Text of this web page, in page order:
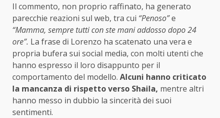
Il commento, non proprio raffinato, ha generato
parecchie reazioni sul web, tra cui “Penoso”e
“Mamma, sempre tutti con ste mani addosso dopo 24
ore”. La frase di Lorenzo ha scatenato una vera e
propria bufera sui social media, con molti utenti che
hanno espresso il loro disappunto per il
comportamento del modello. Alcuni hanno criticato
la mancanza di rispetto verso Shaila, mentre altri
hanno messo in dubbio la sincerità dei suoi
sentimenti.